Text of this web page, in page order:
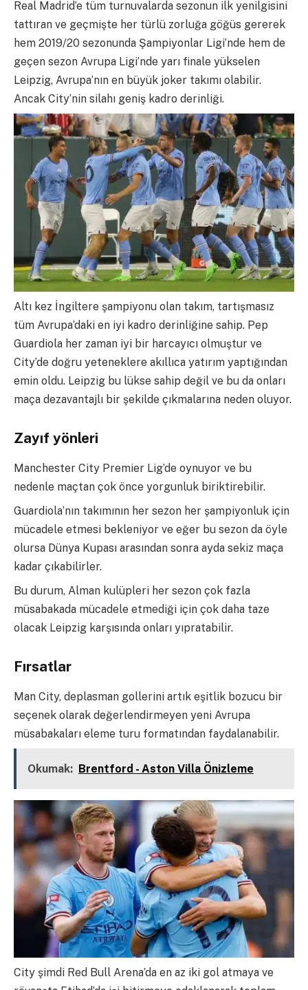
Real Madrid’e tüm turnuvalarda sezonun ilk yenilgisini
tattıran ve geçmişte her türlü zorluğa göğüs gererek
hem 2019/20 sezonunda Şampiyonlar Ligi’nde hem de
geçen sezon Avrupa Ligi’nde yarı finale yükselen
Leipzig, Avrupa’nın en büyük joker takımı olabilir.
Ancak City’nin silahı geniş kadro derinliği.
Altı kez İngiltere şampiyonu olan takım, tartışmasız
tüm Avrupa’daki en iyi kadro derinliğine sahip. Pep
Guardiola her zaman iyi bir harcayıcı olmuştur ve
City’de doğru yeteneklere akıllıca yatırım yaptığından
emin oldu. Leipzig bu lükse sahip değil ve bu da onları
maça dezavantajlı bir şekilde çıkmalarına neden oluyor.
Zayıf yönleri
Manchester City Premier Lig’de oynuyor ve bu
nedenle maçtan çok önce yorgunluk biriktirebilir.
Guardiola’nın takımının her sezon her şampiyonluk için
mücadele etmesi bekleniyor ve eğer bu sezon da öyle
olursa Dünya Kupası arasından sonra ayda sekiz maça
kadar çıkabilirler.
Bu durum, Alman kulüpleri her sezon çok fazla
müsabakada mücadele etmediği için çok daha taze
olacak Leipzig karşısında onları yıpratabilir.
Fırsatlar
Man City, deplasman gollerini artık eşitlik bozucu bir
seçenek olarak değerlendirmeyen yeni Avrupa
müsabakaları eleme turu formatından faydalanabilir.
Okumak: Brentford - Aston Villa Önizleme
City şimdi Red Bull Arena’da en az iki gol atmaya ve